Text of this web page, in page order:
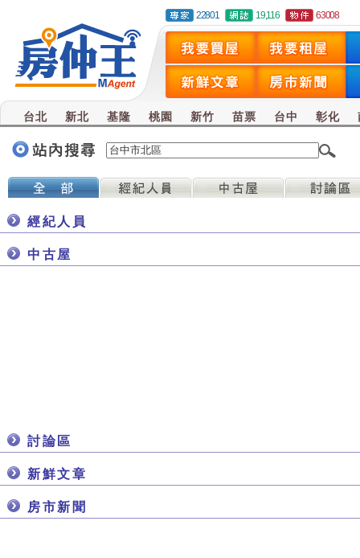
22801 19,116 63008
台北 新北 基隆 桃園 新竹 苗票 台中 彰化
經紀人員
中古屋
討論區
新鮮文章
房市新聞